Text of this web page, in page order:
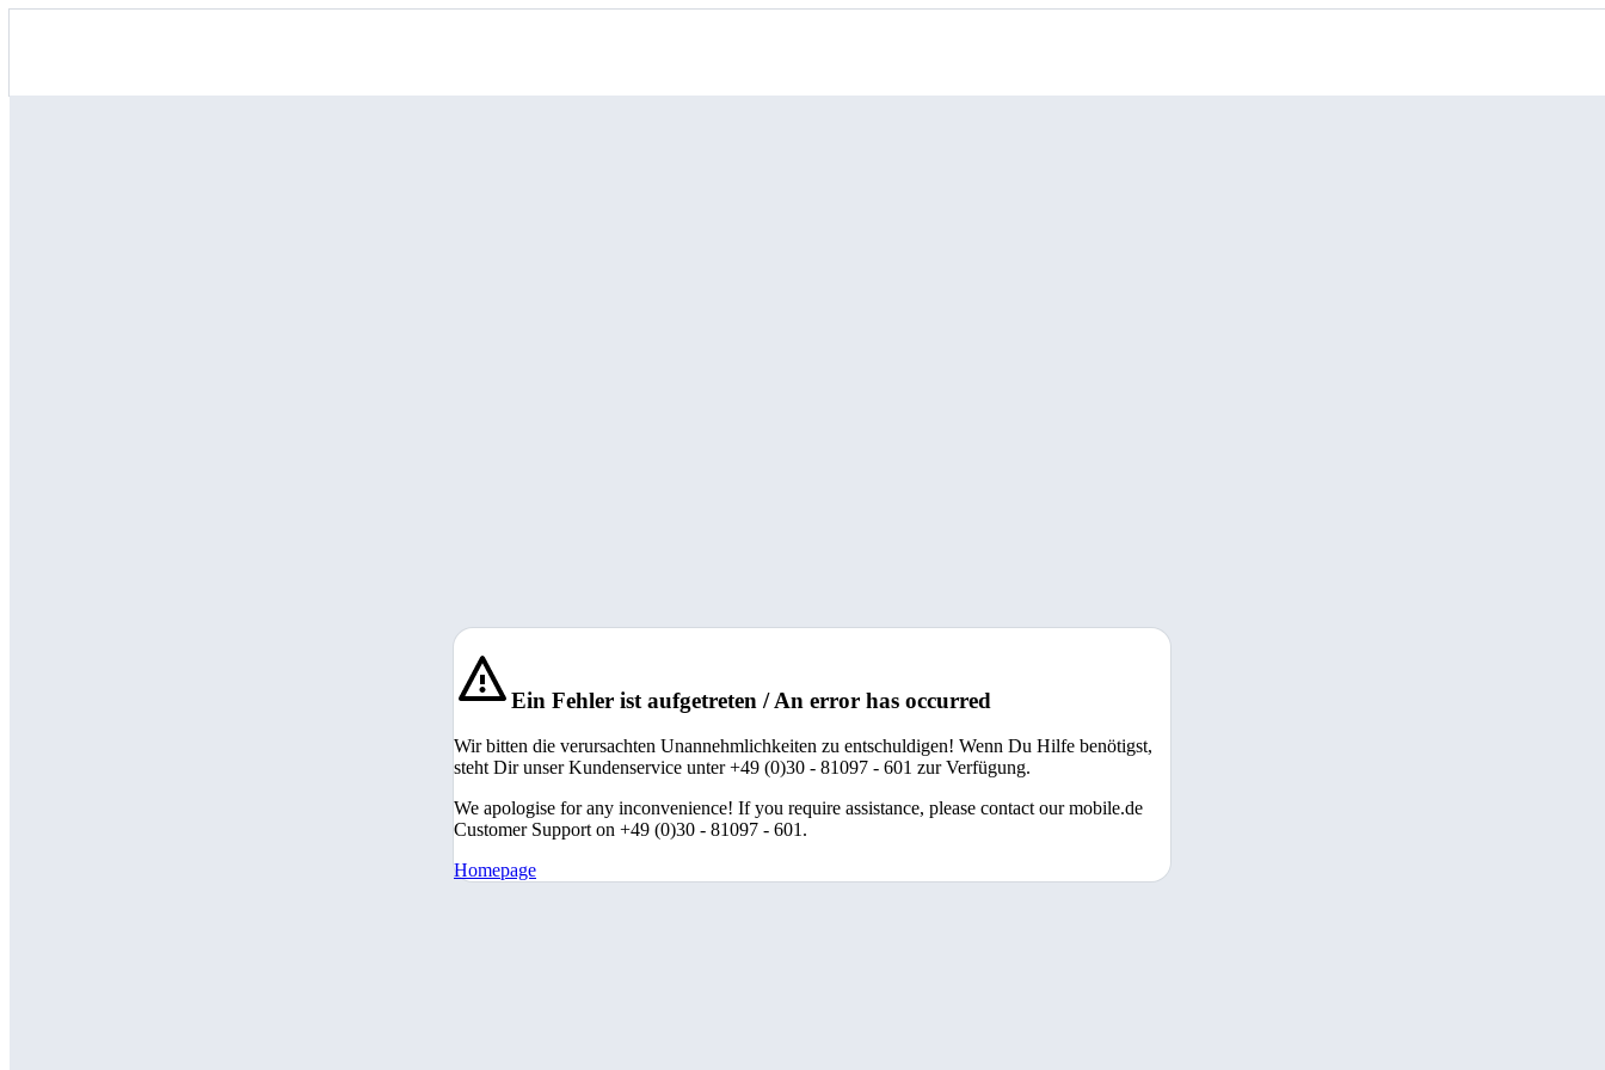
Ein Fehler ist aufgetreten / An error has occurred
Wir bitten die verursachten Unannehmlichkeiten zu entschuldigen! Wenn Du Hilfe benötigst,
steht Dir unser Kundenservice unter +49 (0)30 - 81097 - 601 zur Verfügung.
We apologise for any inconvenience! If you require assistance, please contact our mobile.de
Customer Support on +49 (0)30 - 81097 - 601.
Homepage